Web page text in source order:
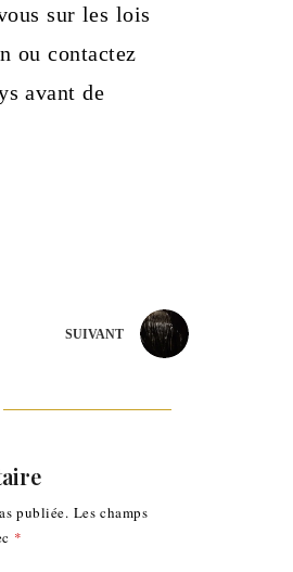
sur les lois
ou contactez
avant de
SUIVANT
publiée. Les champs
*